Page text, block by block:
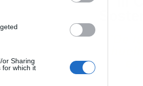
or Sharing
for which it